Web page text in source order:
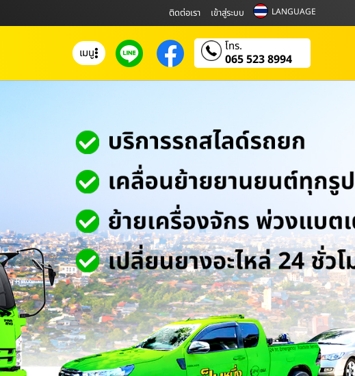
ติดต่อเรา เข้าสู่ระบบ LANGUAGE
เมนู โทร.
065 523 8994